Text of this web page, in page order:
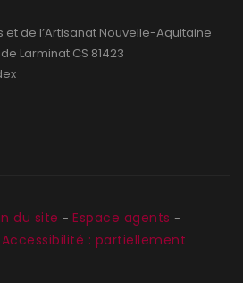
de l’Artisanat Nouvelle-Aquitaine
Larminat CS 81423
du site - Espace agents -
Accessibilité : partiellement